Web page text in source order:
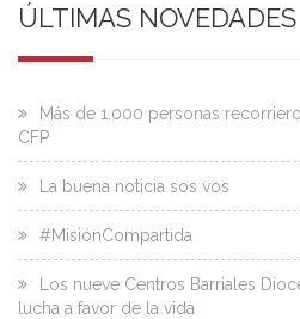
ÚLTIMAS NOVEDADES
Más de 1.000 personas
CFP
La buena noticia sos vos
#MisiónCompartida
Los nueve Centros Barriales
lucha a favor de la vida